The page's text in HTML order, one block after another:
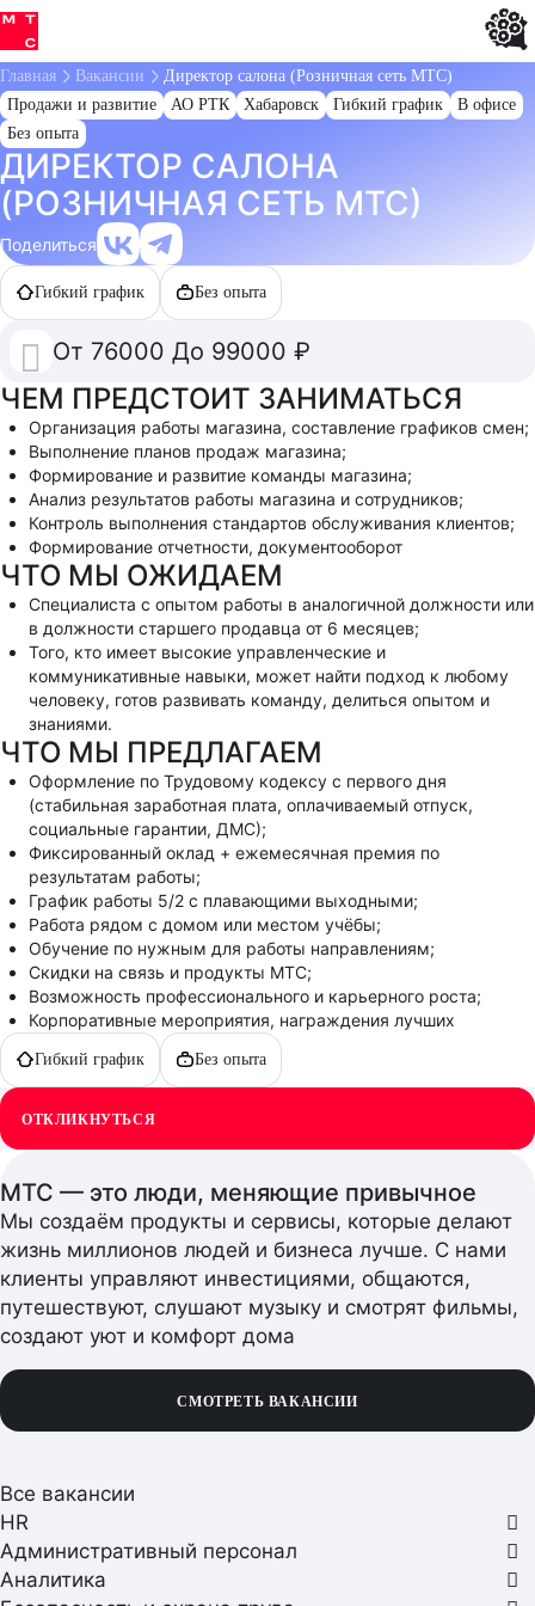
Детальная
страница
вакансии
Главная Вакансии
Директор салона (Розничная сеть МТС)
Продажи и развитие
АО РТК Хабаровск Гибкий график
В офисе
Без опыта
ДИРЕКТОР САЛОНА
(РОЗНИЧНАЯ СЕТЬ МТС)
Поделиться
Описание
вакансии
ЧЕМ ПРЕДСТОИТ ЗАНИМАТЬСЯ
Организация работы магазина, составление графиков смен;
Выполнение планов продаж магазина;
Формирование и развитие команды магазина;
Анализ результатов работы магазина и сотрудников;
Контроль выполнения стандартов обслуживания клиентов;
Формирование отчетности, документооборот
ЧТО МЫ ОЖИДАЕМ
Специалиста с опытом работы в аналогичной должности или
в должности старшего продавца от 6 месяцев;
Того, кто имеет высокие управленческие и
коммуникативные навыки, может найти подход к любому
человеку, готов развивать команду, делиться опытом и
знаниями.
ЧТО МЫ ПРЕДЛАГАЕМ
Оформление по Трудовому кодексу с первого дня
(стабильная заработная плата, оплачиваемый отпуск,
социальные гарантии, ДМС);
Фиксированный оклад + ежемесячная премия по
результатам работы;
График работы 5/2 с плавающими выходными;
Работа рядом с домом или местом учёбы;
Обучение по нужным для работы направлениям;
Скидки на связь и продукты МТС;
Возможность профессионального и карьерного роста;
Корпоративные мероприятия, награждения лучших
Гибкий график Без опыта
От 76000 До 99000 ₽
Гибкий график Без опыта
ОТКЛИКНУТЬСЯ
МТС — это люди, меняющие привычное
Мы создаём продукты и сервисы, которые делают
жизнь миллионов людей и бизнеса лучше. С нами
клиенты управляют инвестициями, общаются,
путешествуют, слушают музыку и смотрят фильмы,
создают уют и комфорт дома
СМОТРЕТЬ ВАКАНСИИ
Все вакансии
HR
Административный персонал
Аналитика